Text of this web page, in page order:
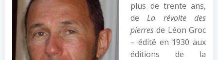
plus de trente ans,
deLa révolte des
pierres de Léon Groc
– édité en 1930 aux
éditions de la